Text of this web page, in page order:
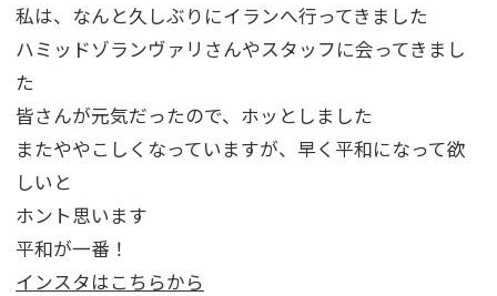
私は、なんと久しぶりにイランへ行ってきました
ハミッドゾランヴァリさんやスタッフに会ってきまし
た
皆さんが元気だったので、ホッとしました
またややこしくなっていますが、早く平和になって欲
しいと
ホント思います
平和が一番！
インスタはこちらから